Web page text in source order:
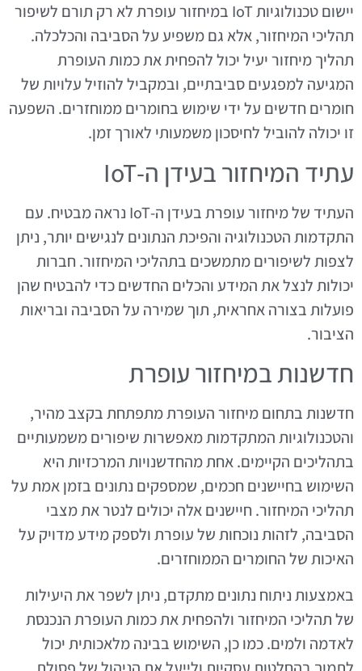
יישום טכנולוגיות IoT במיחזור עופרת לא רק תורם לשיפור
תהליכי המיחזור, אלא גם משפיע על הסביבה והכלכלה.
תהליך מיחזור יעיל יכול להפחית את כמות העופרת
המגיעה למפגעים סביבתיים, ובמקביל להוזיל עלויות של
חומרים חדשים על ידי שימוש בחומרים ממוחזרים. השפעה
זו יכולה להוביל לחיסכון משמעותי לאורך זמן.
עתיד המיחזור בעידן ה-IoT
העתיד של מיחזור עופרת בעידן ה-IoT נראה מבטיח. עם
התקדמות הטכנולוגיה והפיכת הנתונים לנגישים יותר, ניתן
לצפות לשיפורים מתמשכים בתהליכי המיחזור. חברות
יכולות לנצל את המידע והכלים החדשים כדי להבטיח שהן
פועלות בצורה אחראית, תוך שמירה על הסביבה ובריאות
הציבור.
חדשנות במיחזור עופרת
חדשנות בתחום מיחזור העופרת מתפתחת בקצב מהיר,
והטכנולוגיות המתקדמות מאפשרות שיפורים משמעותיים
בתהליכים הקיימים. אחת מהחדשנויות המרכזיות היא
השימוש בחיישנים חכמים, שמספקים נתונים בזמן אמת על
תהליכי המיחזור. חיישנים אלה יכולים לנטר את מצבי
הסביבה, לזהות נוכחות של עופרת ולספק מידע מדויק על
האיכות של החומרים הממוחזרים.
באמצעות ניתוח נתונים מתקדם, ניתן לשפר את היעילות
של תהליכי המיחזור ולהפחית את כמות העופרת הנכנסת
לאדמה ולמים. כמו כן, השימוש בבינה מלאכותית יכול